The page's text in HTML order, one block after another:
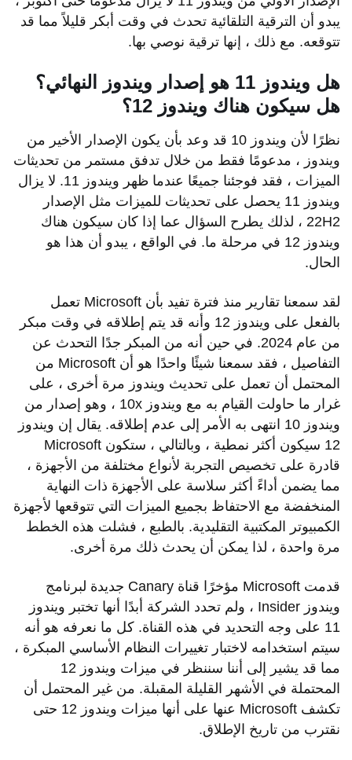
يبدو أن الترقية التلقائية تحدث في وقت أبكر قليلاً مما قد
تتوقعه. مع ذلك ، إنها ترقية نوصي بها.
هل ويندوز 11 هو إصدار ويندوز النهائي؟
هل سيكون هناك ويندوز 12؟
نظرًا لأن ويندوز 10 قد وعد بأن يكون الإصدار الأخير من
ويندوز ، مدعومًا فقط من خلال تدفق مستمر من تحديثات
الميزات ، فقد فوجئنا جميعًا عندما ظهر ويندوز 11. لا يزال
ويندوز 11 يحصل على تحديثات للميزات مثل الإصدار
22H2 ، لذلك يطرح السؤال عما إذا كان سيكون هناك
ويندوز 12 في مرحلة ما. في الواقع ، يبدو أن هذا هو
الحال.
لقد سمعنا تقارير منذ فترة تفيد بأن Microsoft تعمل
بالفعل على ويندوز 12 وأنه قد يتم إطلاقه في وقت مبكر
من عام 2024. في حين أنه من المبكر جدًا التحدث عن
التفاصيل ، فقد سمعنا شيئًا واحدًا هو أن Microsoft من
المحتمل أن تعمل على تحديث ويندوز مرة أخرى ، على
غرار ما حاولت القيام به مع ويندوز 10x ، وهو إصدار من
ويندوز 10 انتهى به الأمر إلى عدم إطلاقه. يقال إن ويندوز
12 سيكون أكثر نمطية ، وبالتالي ، ستكون Microsoft
قادرة على تخصيص التجربة لأنواع مختلفة من الأجهزة ،
مما يضمن أداءً أكثر سلاسة على الأجهزة ذات النهاية
المنخفضة مع الاحتفاظ بجميع الميزات التي تتوقعها لأجهزة
الكمبيوتر المكتبية التقليدية. بالطبع ، فشلت هذه الخطط
مرة واحدة ، لذا يمكن أن يحدث ذلك مرة أخرى.
قدمت Microsoft مؤخرًا قناة Canary جديدة لبرنامج
ويندوز Insider ، ولم تحدد الشركة أبدًا أنها تختبر ويندوز
11 على وجه التحديد في هذه القناة. كل ما نعرفه هو أنه
سيتم استخدامه لاختبار تغييرات النظام الأساسي المبكرة ،
مما قد يشير إلى أننا سننظر في ميزات ويندوز 12
المحتملة في الأشهر القليلة المقبلة. من غير المحتمل أن
تكشف Microsoft عنها على أنها ميزات ويندوز 12 حتى
نقترب من تاريخ الإطلاق.